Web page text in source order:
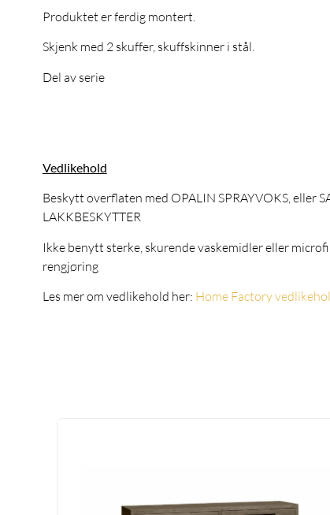
Produktet er ferdig montert.
Skjenk med 2 skuffer, skuffskinner i stål.
Del av serie
Vedlikehold
Beskytt overflaten med OPALIN SPRAYVOKS, eller
LAKKBESKYTTER
Ikke benytt sterke, skurende vaskemidler eller
rengjøring
Les mer om vedlikehold her: Home Factory